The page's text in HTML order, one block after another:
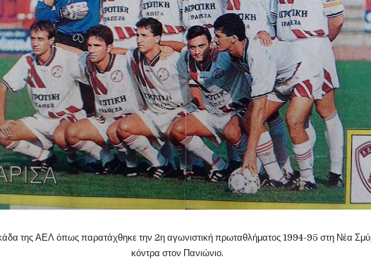
της ΑΕΛ όπως παρατάχθηκε την 2η αγωνιστική πρωταθλήματος 1994-95 στη Νέα
κόντρα στον Πανιώνιο.